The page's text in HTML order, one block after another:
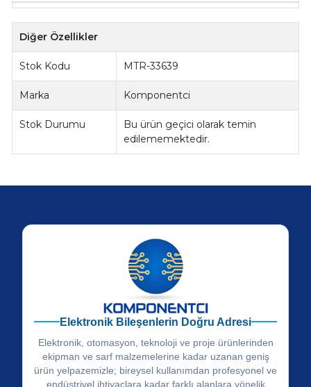
Diğer Özellikler
Stok Kodu MTR-33639
Marka Komponentci
Stok Durumu
Bu ürün geçici olarak temin
edilememektedir.
Elektronik Bileşenlerin Doğru Adresi
Elektronik, otomasyon, teknoloji ve proje ürünlerinden
ekipman ve sarf malzemelerine kadar uzanan geniş
ürün yelpazemizle; bireysel kullanımdan profesyonel ve
endüstriyel ihtiyaçlara kadar farklı alanlara yönelik